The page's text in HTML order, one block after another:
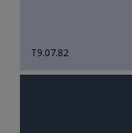
T9.07.82